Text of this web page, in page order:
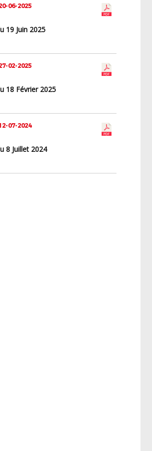
06-2025
19 Juin 2025
02-2025
18 Février 2025
07-2024
8 Juillet 2024